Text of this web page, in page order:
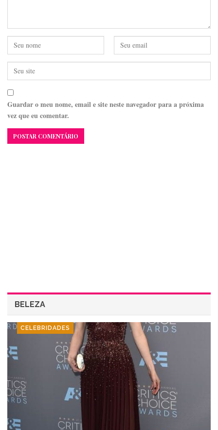
Guardar o meu nome, email e site neste navegador para a próxima
vez que eu comentar.
BELEZA
CELEBRIDADES